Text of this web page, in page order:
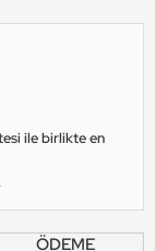
ile birlikte en
ÖDEME